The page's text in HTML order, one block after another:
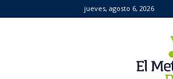
jueves, agosto 6, 2026
Metropolitano
Digital